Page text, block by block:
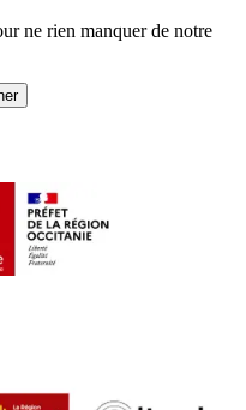
ne rien manquer de notre